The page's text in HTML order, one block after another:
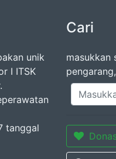
unik
I ITSK
tanggal
Cari
masukkan